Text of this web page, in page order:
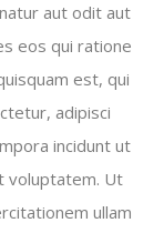
aut odit aut
eos qui ratione
est, qui
adipisci
incidunt ut
voluptatem. Ut
ullam